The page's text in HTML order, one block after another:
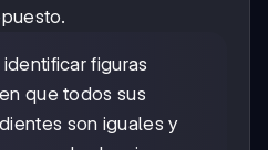
identificar figuras
que todos sus
son iguales y